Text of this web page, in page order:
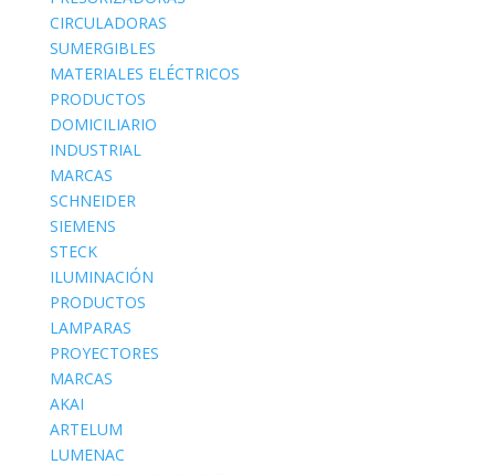
CIRCULADORAS
SUMERGIBLES
MATERIALES ELÉCTRICOS
PRODUCTOS
DOMICILIARIO
INDUSTRIAL
MARCAS
SCHNEIDER
SIEMENS
STECK
ILUMINACIÓN
PRODUCTOS
LAMPARAS
PROYECTORES
MARCAS
AKAI
ARTELUM
LUMENAC